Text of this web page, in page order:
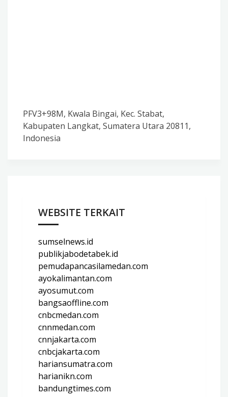
PFV3+98M, Kwala Bingai, Kec. Stabat,
Kabupaten Langkat, Sumatera Utara 20811,
Indonesia
WEBSITE TERKAIT
sumselnews.id
publikjabodetabek.id
pemudapancasilamedan.com
ayokalimantan.com
ayosumut.com
bangsaoffline.com
cnbcmedan.com
cnnmedan.com
cnnjakarta.com
cnbcjakarta.com
hariansumatra.com
harianikn.com
bandungtimes.com